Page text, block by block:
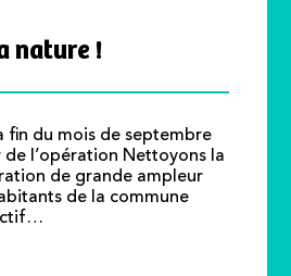
nature !
fin du mois de septembre
l’opération Nettoyons la
de grande ampleur
de la commune